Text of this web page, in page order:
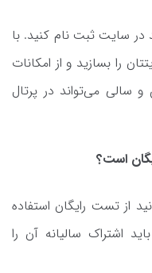
در سایت ثبت نام کنید. با
را بسازید و از امکانات
سالی می‌تواند در پرتال
است؟
از تست رایگان استفاده
اشتراک سالیانه آن را